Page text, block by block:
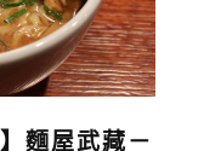
麵屋武藏－